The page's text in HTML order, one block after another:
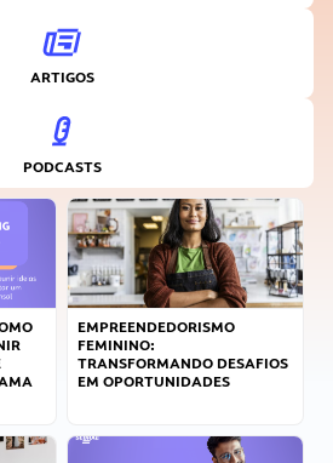
ARTIGOS
PODCASTS
EMPREENDEDORISMO
FEMININO:
TRANSFORMANDO DESAFIOS
EM OPORTUNIDADES